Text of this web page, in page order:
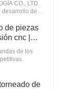
CO., LTD.
desarrollo de
de piezas
cnc |
de los
de